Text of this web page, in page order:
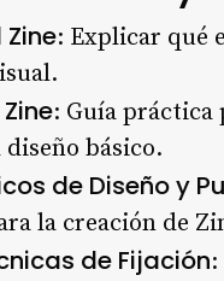
: Explicar qué
: Guía práctica
diseño básico.
de Diseño y
la creación de
de Fijación